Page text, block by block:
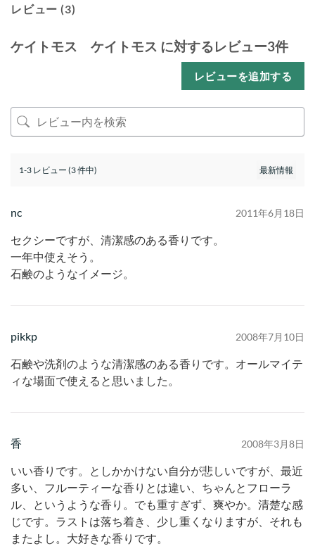
レビュー (3)
ケイトモス ケイトモス に対するレビュー3件
レビューを追加する
1-3 レビュー (3 件中)
nc 2011年6月18日
セクシーですが、清潔感のある香りです。
一年中使えそう。
石鹸のようなイメージ。
pikkp 2008年7月10日
石鹸や洗剤のような清潔感のある香りです。オールマイテ
ィな場面で使えると思いました。
香 2008年3月8日
いい香りです。としかかけない自分が悲しいですが、最近
多い、フルーティーな香りとは違い、ちゃんとフローラ
ル、というような香り。でも重すぎず、爽やか。清楚な感
じです。ラストは落ち着き、少し重くなりますが、それも
またよし。大好きな香りです。